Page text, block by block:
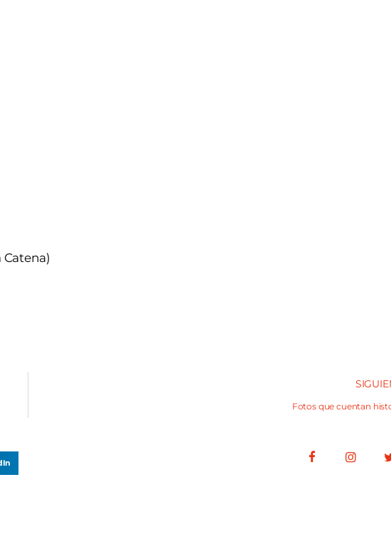
Fotos que cuentan